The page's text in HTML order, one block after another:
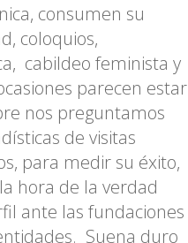
consumen su
coloquios,
cabildeo feminista y
parecen estar
nos preguntamos
de visitas
para medir su éxito,
hora de la verdad
ante las fundaciones
Suena duro